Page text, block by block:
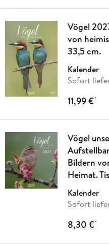
Vögel
von
33,5 cm.
Kalender
Sofort
11,99 €*
Vögel
Bildern
Heimat.
Kalender
Sofort
8,30 €*